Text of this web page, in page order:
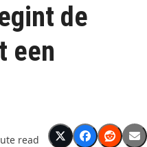
de
een
read